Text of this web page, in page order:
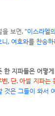
을 보면,"이스라엘
니, 여호와를 찬송하
한 지파들은 어떻
벤, 단, 아셀 지파는
것은 그들이 와서